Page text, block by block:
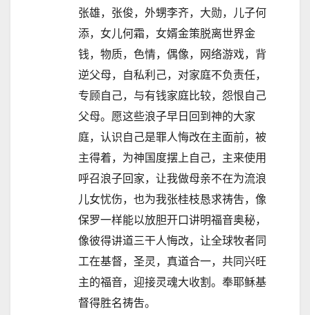
张雄，张俊，外甥李齐，大勋，儿子何
添，女儿何霜，女婿金策脱离世界金
钱，物质，色情，偶像，网络游戏，背
逆父母，自私利己，对家庭不负责任，
专顾自己，与有钱家庭比较，怨恨自己
父母。愿这些浪子早日回到神的大家
庭，认识自己是罪人悔改在主面前，被
主得着，为神国度摆上自己，主来使用
呼召浪子回家，让我做母亲不在为流浪
儿女忧伤，也为我张桂枝恳求祷吿，像
保罗一样能以放胆开口讲明福音奥秘，
像彼得讲道三干人悔改，让全球牧者同
工在基督，圣灵，真道合一，共同兴旺
主的福音，迎接灵魂大收割。奉耶稣基
督得胜名祷吿。